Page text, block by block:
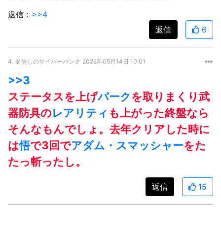
返信： >>4
返信
6
4. 名無しのサイバーパンク 2022年05月14日 10:01
>>3
ステータスを上げパーク を取りまくり武
器防具のレアリティ も上がった終盤なら
そんなもんでしょ。去年クリアした時に
は悟で3回でアダム・スマッシャーをた
たっ斬ったし。
返信 15